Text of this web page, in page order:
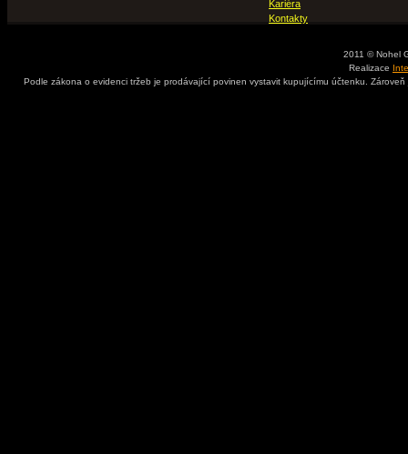
Kariéra
Kontakty
2011 © Nohel
Realizace
Podle zákona o evidenci tržeb je prodávající povinen vystavit kupujícímu účtenku.